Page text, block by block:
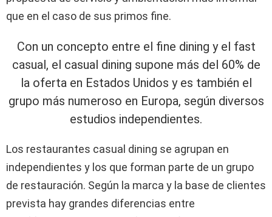
que en el caso de sus primos fine.
Con un concepto entre el fine dining y el fast
casual, el casual dining supone más del 60% de
la oferta en Estados Unidos y es también el
grupo más numeroso en Europa, según diversos
estudios independientes.
Los restaurantes casual dining se agrupan en
independientes y los que forman parte de un grupo
de restauración. Según la marca y la base de clientes
prevista hay grandes diferencias entre